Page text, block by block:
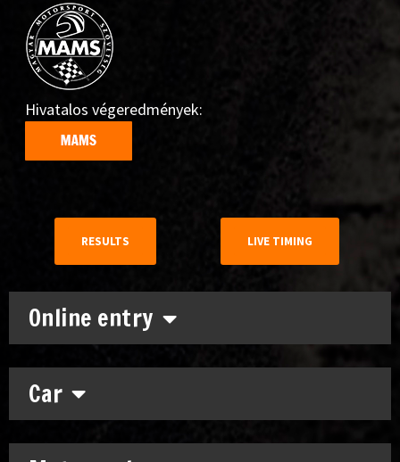
Online entry
Car
Hivatalos végeredmények:
RESULTS LIVE TIMING